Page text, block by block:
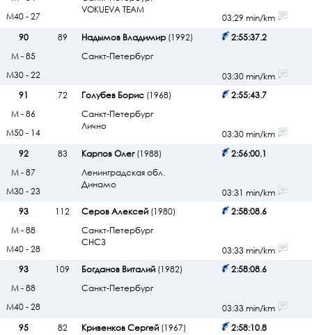
VOKUEVA TEAM
М40 - 27
03:29 min/km
90
89 Надымов Владимир(1992)
Санкт-Петербург
2:55:37.2
М - 85
М30 - 22
03:30 min/km
91
72 Голубев Борис(1968)
Санкт-Петербург
Лично
2:55:43.7
М - 86
М50 - 14
03:30 min/km
92
83 Карпов Олег(1988)
Ленинградская обл.
Динамо
2:56:00.1
М - 87
М30 - 23
03:31 min/km
93
112 Серов Алексей(1980)
Санкт-Петербург
СНСЗ
2:58:08.6
М - 88
М40 - 28
03:33 min/km
93
109 Богданов Виталий(1982)
Санкт-Петербург
2:58:08.6
М - 88
М40 - 28
03:33 min/km
95
82 Кривенков Сергей(1967)
2:58:10.8